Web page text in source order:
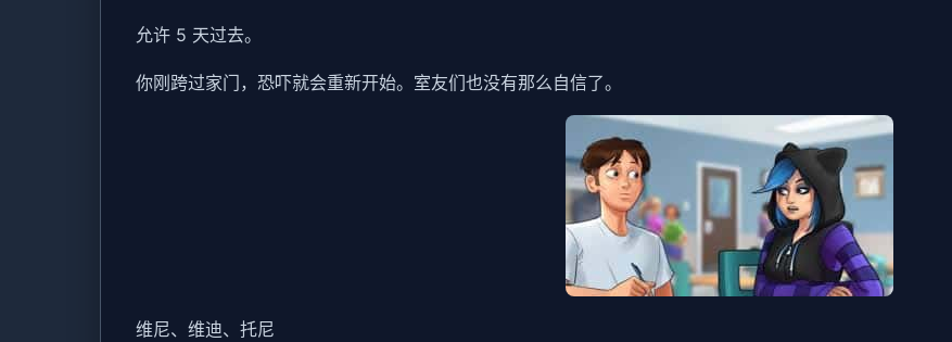
允许 5 天过去。
你刚跨过家门，恐吓就会重新开始。室友们也没有那么自信了。
维尼、维迪、托尼